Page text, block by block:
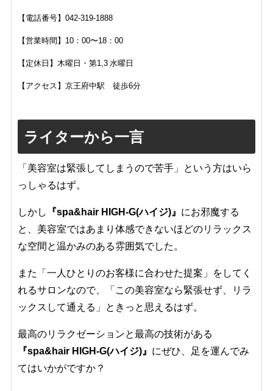
【電話番号】042-319-1888
【営業時間】10：00〜18：00
【定休日】木曜日・第1,3 水曜日
【アクセス】京王府中駅 徒歩6分
ライターから一言
「美容室は緊張してしまうので苦手」という方はいら
っしゃるはず。
しかし 『spa&hair HIGH-G(ハイジ)』 にお邪魔する
と、美容室ではあまり体感できないほどのリラックス
な空間と温かみのある雰囲気でした。
また「一人ひとりのお客様に合わせた提案」をしてく
れるサロンなので、「この美容室なら緊張せず、リラ
ックスして通える」ときっと思えるはず。
最高のリラクゼーションと最高の技術がある
『spa&hair HIGH-G(ハイジ)』 にぜひ、足を運んでみ
てはいかがですか？